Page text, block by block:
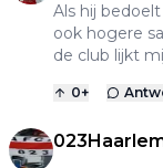
Als hij
ook hogere
de club lijkt
0+